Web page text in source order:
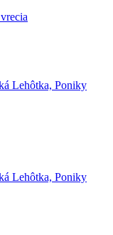
Lehôtka, Poniky
Lehôtka, Poniky